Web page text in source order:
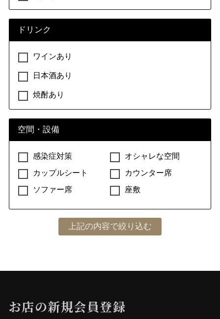
ドリンク
ワインあり
日本酒あり
焼酎あり
空間・設備
感染症対策
オシャレな空間
カップルシート
カウンター席
ソファー席
座敷
お店の新規会員登録